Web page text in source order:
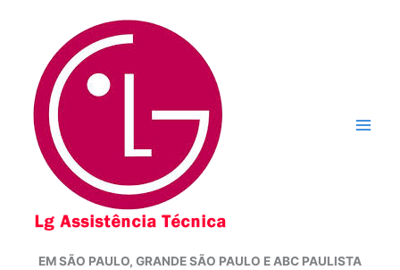
conteúdo
EM SÃO PAULO, GRANDE SÃO PAULO E ABC PAULISTA